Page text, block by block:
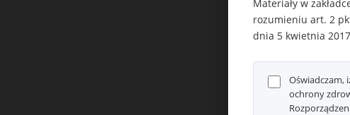
Materiały w
rozumieniu art. 2
dnia 5 kwietnia
Oświadczam,
ochrony